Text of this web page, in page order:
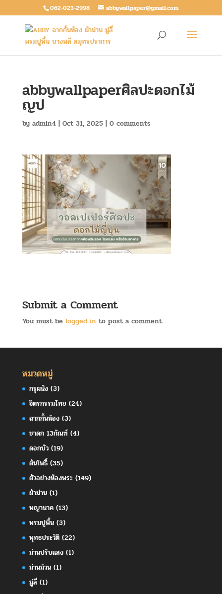
062-023-2998 abbywallpaper@gmail.com
abbywallpaperศิลปะดอกไม้
ญป
by admin4| Oct 31, 2025| 0 comments
Submit a Comment
You must be logged into post a comment.
หมวดหมู่
กรุผนัง(3)
จิตรกรรมไทย (24)
ฉากกั้นห้อง(3)
ชาดก 13กัณฑ์(4)
ดอกบัว(19)
ต้นโพธิ์(35)
ตัวอย่างห้องพระ(149)
ผ้าม่าน(1)
พญานาค(13)
พรมปูพื้น(3)
พุทธประวัติ(22)
ม่านปรับแสง(1)
ม่านม้วน(1)
มู่ลี่(1)